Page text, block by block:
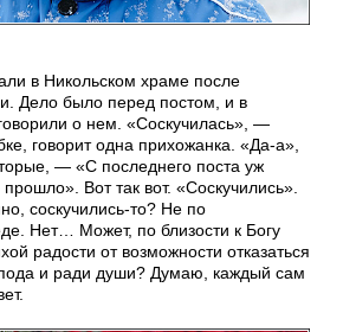
в Никольском храме после
Дело было перед постом, и в
о нем. «Соскучилась», —
говорит одна прихожанка. «Да-а»,
— «С последнего поста уж
Вот так вот. «Соскучились».
соскучились-то? Не по
Нет… Может, по близости к Богу
радости от возможности отказаться
и ради души? Думаю, каждый сам